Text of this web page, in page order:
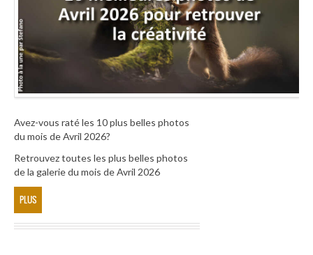
Avez-vous raté les 10 plus belles photos
du mois de Avril 2026?
Retrouvez toutes les plus belles photos
de la galerie du mois de Avril 2026
PLUS